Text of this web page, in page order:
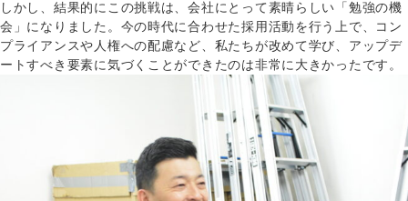
しかし、結果的にこの挑戦は、会社にとって素晴らしい「勉強の機
会」になりました。今の時代に合わせた採用活動を行う上で、コン
プライアンスや人権への配慮など、私たちが改めて学び、アップデ
ートすべき要素に気づくことができたのは非常に大きかったです。